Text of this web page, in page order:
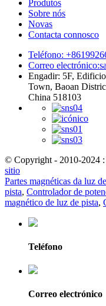
Produtos
Sobre nós
Novas
Contacta connosco
Teléfono:
Correo electrónico:
Engadir: 5F,
Town, Baoan
China 518103
© Copyright - 2010-2024 :
sitio
Partes magnéticas da luz
pista, Controlador de
magnético de luz de pista,
Teléfono
Correo electrónico